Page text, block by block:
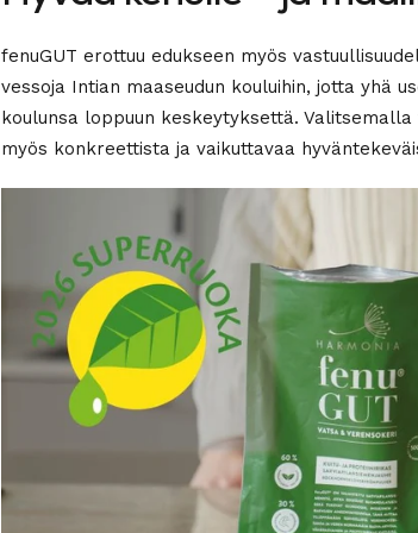
fenuGUT erottuu edukseen myös
vessoja Intian maaseudun kouluihin, jotta yhä
koulunsa loppuun keskeytyksettä.
myös konkreettista ja vaikuttavaa